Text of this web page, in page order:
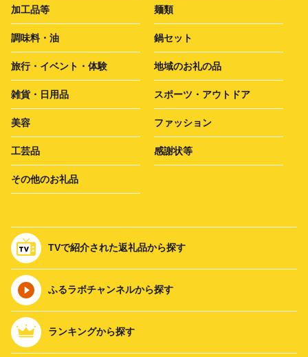
加工品等 麺類
調味料・油 鍋セット
旅行・イベント・体験 地域のお礼の品
雑貨・日用品 スポーツ・アウトドア
美容 ファッション
工芸品 感謝状等
その他のお礼品
TVで紹介された返礼品から探す
ふるラボチャンネルから探す
ランキングから探す